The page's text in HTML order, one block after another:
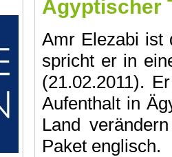
Ägyptischer
Amr Elezabi ist
spricht er in
(21.02.2011).
Aufenthalt in
Land
Paket englisch.